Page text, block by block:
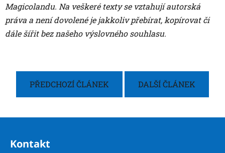
Magicolandu. Na veškeré texty se vztahují autorská
práva a není dovolené je jakkoliv přebírat, kopírovat či
dále šířit bez našeho výslovného souhlasu.
PŘEDCHOZÍ ČLÁNEK DALŠÍ ČLÁNEK
Z
Kontakt